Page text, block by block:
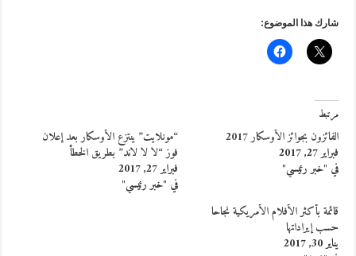
شارك هذا الموضوع:
مرتبط
الفائزون بجوائز الأوسكار 2017
فبراير 27, 2017
في "خبر رئيسي"
“مونلايت” ينتزع الأوسكار بعد إعلان
فوز “لا لا لاند” بطريق الخطأ
فبراير 27, 2017
في "خبر رئيسي"
قائمة بأكثر الأفلام الأمريكية نجاحا
حسب إيراداتها
يناير 30, 2017